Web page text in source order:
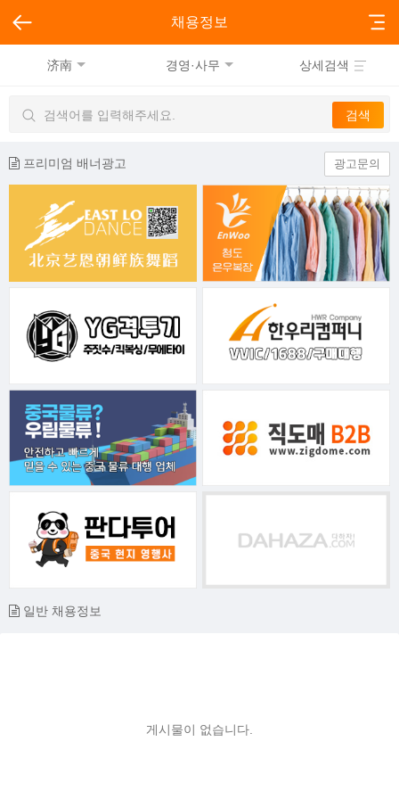
채용정보
济南 경영·사무 상세검색
프리미엄 배너광고 광고문의
일반 채용정보
게시물이 없습니다.